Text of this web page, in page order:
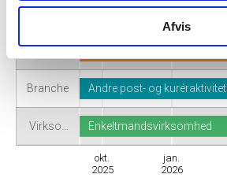
Afvis
Branche
Virkso…
okt.
2025
jan.
2026
Andre post- og
Enkeltmandsvirksomhed